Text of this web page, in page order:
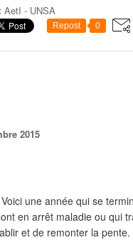
AetI - UNSA
Repost 0
2015
une année qui se
en arrêt maladie ou qui
et de remonter la